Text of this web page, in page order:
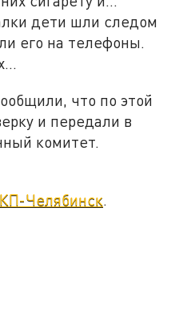
дети шли следом
его на телефоны.
что по этой
и передали в
комитет.
КП-Челябинск.